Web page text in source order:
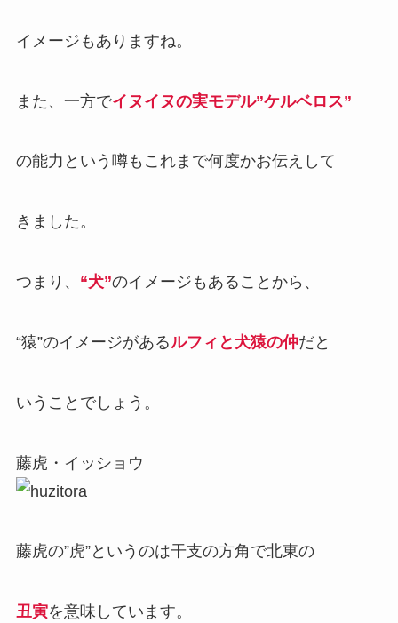
イメージもありますね。
また、一方でイヌイヌの実モデル”ケルベロス”
の能力という噂もこれまで何度かお伝えして
きました。
つまり、 “犬”のイメージもあることから、
“猿”のイメージがあるルフィと犬猿の仲だと
いうことでしょう。
藤虎・イッショウ
藤虎の”虎”というのは干支の方角で北東の
丑寅を意味しています。